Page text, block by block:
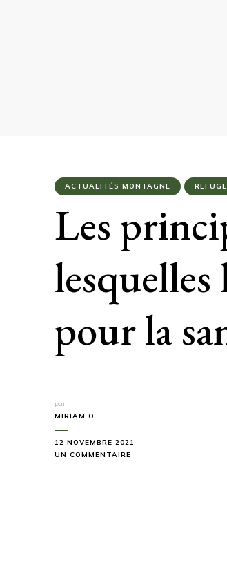
ACTUALITÉS MONTAGNE
Les
pour la
par
MIRIAM O.
12 NOVEMBRE 2021
UN COMMENTAIRE